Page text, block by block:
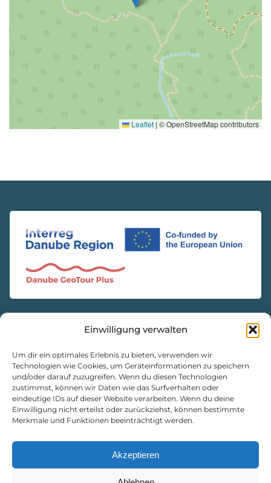
Einwilligung verwalten
Um dir ein optimales Erlebnis zu bieten, verwenden wir
Technologien wie Cookies, um Geräteinformationen zu speichern
und/oder darauf zuzugreifen. Wenn du diesen Technologien
zustimmst, können wir Daten wie das Surfverhalten oder
eindeutige IDs auf dieser Website verarbeiten. Wenn du deine
Einwilligung nicht erteilst oder zurückziehst, können bestimmte
Merkmale und Funktionen beeinträchtigt werden.
Akzeptieren
Leaflet | © OpenStreetMap contributors
Natur- und Geopark Steirische Eisenwurzen GmbH
8933 St. Gallen, Markt 35
+43 3632 7714
naturpark@eisenwurzen.com
www.eisenwurzen.com
Datenschutz|Cookie-Richtlinie